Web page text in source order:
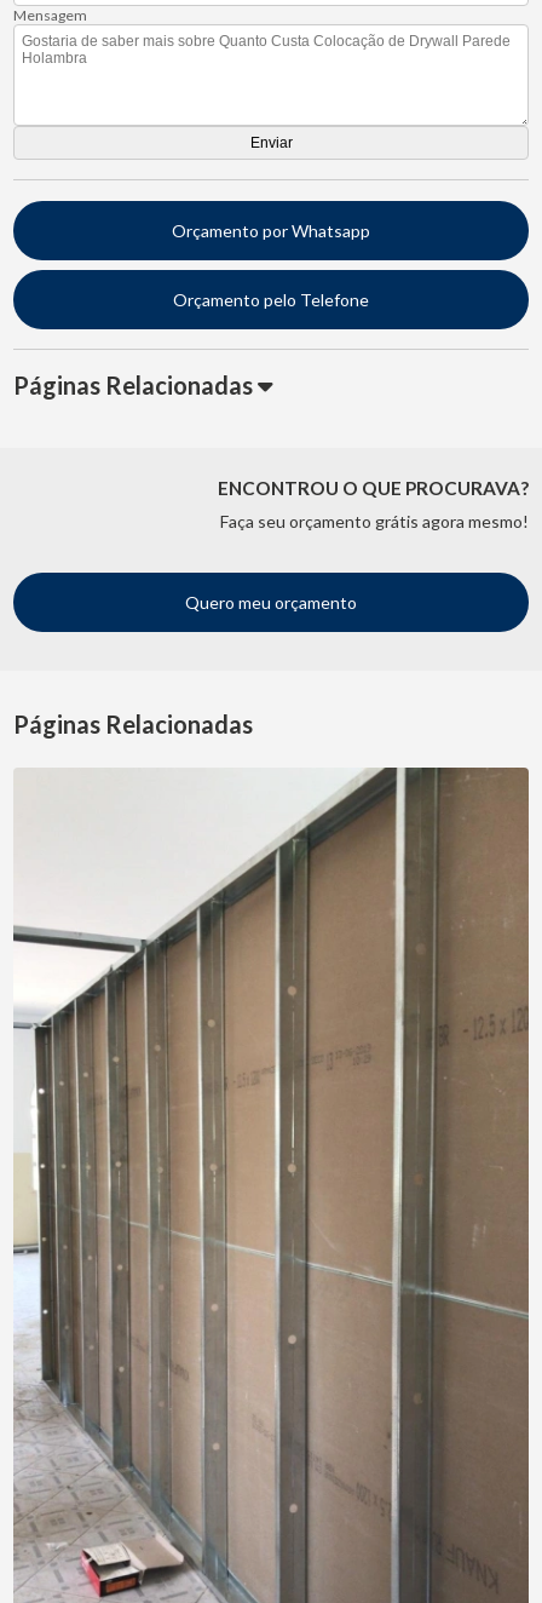
Mensagem
Orçamento por Whatsapp
Orçamento pelo Telefone
Páginas Relacionadas
ENCONTROU O QUE PROCURAVA?
Faça seu orçamento grátis agora mesmo!
Quero meu orçamento
Páginas Relacionadas